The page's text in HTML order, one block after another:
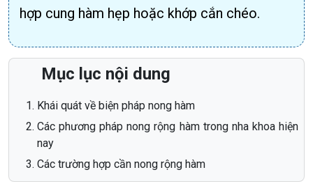
hợp cung hàm hẹp hoặc khớp cắn chéo.
Mục lục nội dung
Khái quát về biện pháp nong hàm
Các phương pháp nong rộng hàm trong nha khoa hiện
nay
Các trường hợp cần nong rộng hàm